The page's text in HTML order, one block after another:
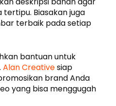
Biasakan juga
terbaik pada setiap
bantuan untuk
Alan Creativesiap
brand Anda
yang bisa menggugah